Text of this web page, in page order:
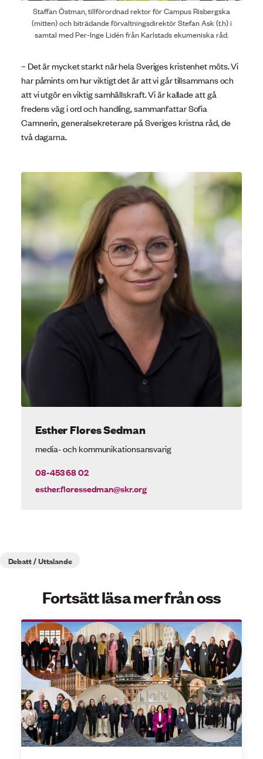
Staffan Östman, tillförordnad rektor för Campus Risbergska
(mitten) och biträdande förvaltningsdirektör Stefan Ask (t.h) i
samtal med Per-Inge Lidén från Karlstads ekumeniska råd.
– Det är mycket starkt när hela Sveriges kristenhet möts. Vi
har påmints om hur viktigt det är att vi går tillsammans och
att vi utgör en viktig samhällskraft. Vi är kallade att gå
fredens väg i ord och handling, sammanfattar Sofia
Camnerin, generalsekreterare på Sveriges kristna råd, de
två dagarna.
Esther Flores Sedman
media- och kommunikationsansvarig
08-453 68 02
esther.floressedman@skr.org
Debatt / Uttalande
Fortsätt läsa mer från oss